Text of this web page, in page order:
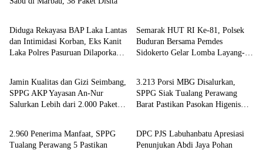
Berita
Diduga Rekayasa BAP Laka Lantas
dan Intimidasi Korban, Eks Kanit
Laka Polres Pasuruan Dilaporkan
Semarak HUT RI Ke-81, Polsek
Buduran Bersama Pemdes
Sidokerto Gelar Lomba Layang-
Berita
Jamin Kualitas dan Gizi Seimbang,
SPPG AKP Yayasan An-Nur
Salurkan Lebih dari 2.000 Paket
Berita
3.213 Porsi MBG Disalurkan,
SPPG Siak Tualang Perawang
Barat Pastikan Pasokan Higenis
Berita
2.960 Penerima Manfaat, SPPG
Tualang Perawang 5 Pastikan
Berita
DPC PJS Labuhanbatu Apresiasi
Penunjukan Abdi Jaya Pohan